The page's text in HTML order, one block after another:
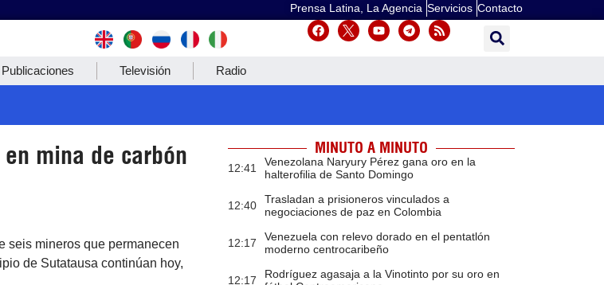
Prensa Latina, La Agencia Servicios Contacto
Publicaciones Televisión Radio
mina de carbón
seis mineros que permanecen
de Sutatausa continúan hoy,
MINUTO A MINUTO
12:41
Venezolana Naryury Pérez gana oro en la
halterofilia de Santo Domingo
12:40
Trasladan a prisioneros vinculados a
negociaciones de paz en Colombia
12:17
Venezuela con relevo dorado en el pentatlón
moderno centrocaribeño
12:17
Rodríguez agasaja a la Vinotinto por su oro en